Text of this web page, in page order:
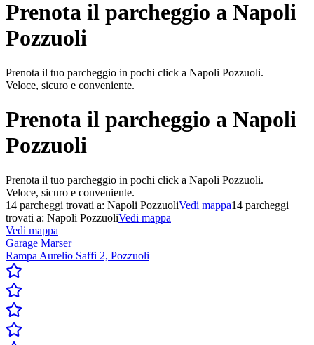
Prenota il parcheggio a Napoli
Pozzuoli
Prenota il tuo parcheggio in pochi click a Napoli Pozzuoli.
Veloce, sicuro e conveniente.
Prenota il parcheggio a Napoli
Pozzuoli
Prenota il tuo parcheggio in pochi click a Napoli Pozzuoli.
Veloce, sicuro e conveniente.
14 parcheggi trovati a: Napoli PozzuoliVedi mappa14 parcheggi
trovati a: Napoli PozzuoliVedi mappa
Vedi mappa
Garage Marser
Rampa Aurelio Saffi 2, Pozzuoli